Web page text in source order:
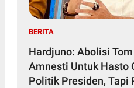
BERITA
Hardjuno: Abolisi
Amnesti Untuk Hasto
Politik Presiden, Tapi